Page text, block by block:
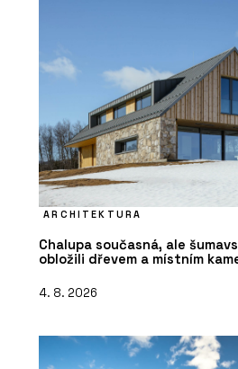
ARCHITEKTURA
Chalupa současná, ale
obložili dřevem a místním
4. 8. 2026